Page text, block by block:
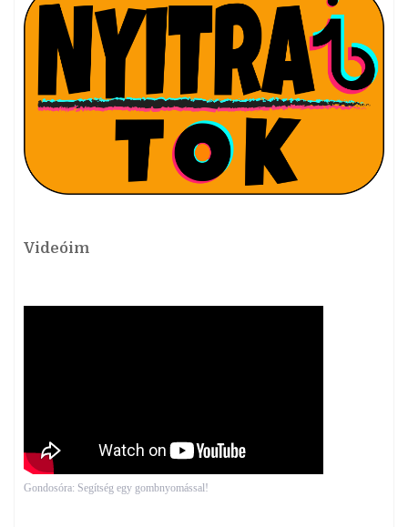
Videóim
Gondosóra: Segítség egy gombnyomással!